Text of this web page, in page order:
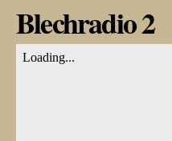
Blechradio 2